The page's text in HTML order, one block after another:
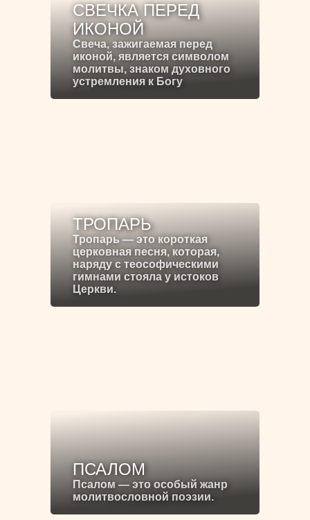
СВЕЧКА ПЕРЕД
ИКОНОЙ
Свеча, зажигаемая перед
иконой, является символом
молитвы, знаком духовного
устремления к Богу
ТРОПАРЬ
Тропарь — это короткая
церковная песня, которая,
наряду с теософическими
гимнами стояла у истоков
Церкви.
ПСАЛОМ
Псалом — это особый жанр
молитвословной поэзии.